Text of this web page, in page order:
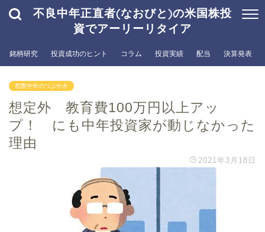
不良中年正直者(なおびと)の米国株投
資でアーリーリタイア
銘柄研究 投資成功のヒント コラム 投資実績 配当 決算発表
窓際中年のつぶやき
想定外 教育費100万円以上アッ
プ！ にも中年投資家が動じなかった
理由
2021年3月18日